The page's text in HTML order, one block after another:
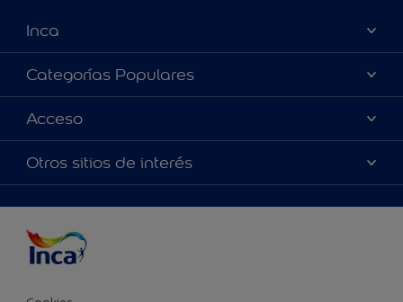
Inca
Acerca de Inca
Contactanos
Encontrá un distribuidor Inca
Categorías Populares
Colores
Productos
Inspiración
Acceso
Accesibilidad
Precisión del color
Otros sitios de interés